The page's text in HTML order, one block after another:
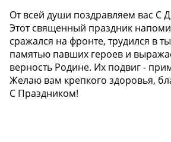
От всей души поздравляем вас С
Этот священный праздник
сражался на фронте, трудился в
памятью павших героев и
верность Родине. Их подвиг -
Желаю вам крепкого здоровья,
С Праздником!